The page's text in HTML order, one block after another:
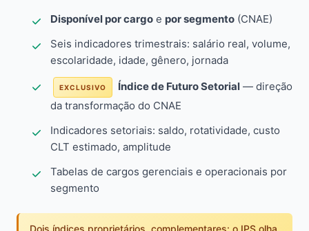
Disponível por cargo e por segmento (CNAE)
Seis indicadores trimestrais: salário real, volume,
escolaridade, idade, gênero, jornada
EXCLUSIVO Índice de Futuro Setorial — direção
da transformação do CNAE
Indicadores setoriais: saldo, rotatividade, custo
CLT estimado, amplitude
Tabelas de cargos gerenciais e operacionais por
segmento
Dois índices proprietários, complementares: o IPS olha